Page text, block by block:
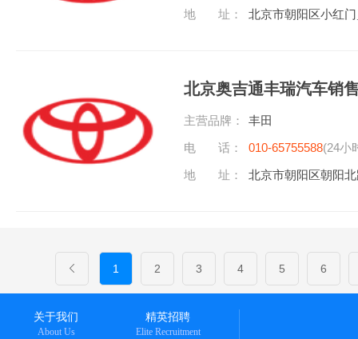
地 址： 北京市朝阳区小红
北京奥吉通丰瑞汽车销
主营品牌：
丰田
电 话：
010-65755588(24小
地 址：
北京市朝阳区朝阳
1 2 3 4 5 6
关于我们
About Us
精英招聘
Elite Recruitment